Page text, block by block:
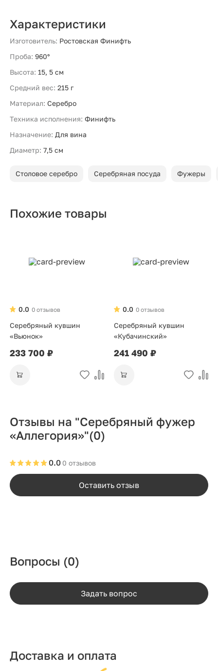
Характеристики
Изготовитель: Ростовская Финифть
Проба: 960°
Высота: 15, 5 см
Средний вес: 215 г
Материал: Серебро
Техника исполнения: Финифть
Назначение: Для вина
Диаметр: 7,5 см
Столовое серебро Серебряная посуда Фужеры
Похожие товары
0 отзывов
0.0
Серебряный кувшин
«Вьюнок»
233 700 ₽
0 отзывов
0.0
Серебряный кувшин
«Кубачинский»
241 490 ₽
Отзывы на "Серебряный фужер
«Аллегория»"(0)
0 отзывов
0.0
Оставить отзыв
Вопросы (0)
Задать вопрос
Доставка и оплата